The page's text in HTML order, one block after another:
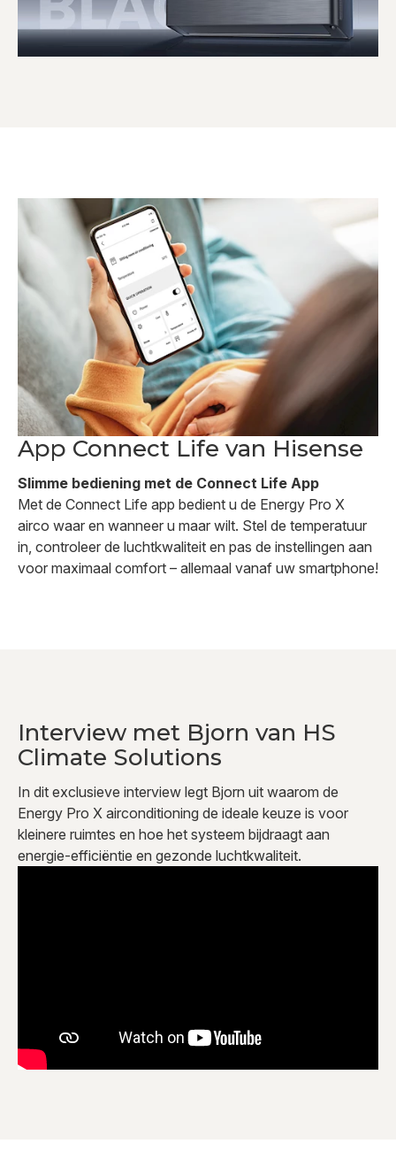
App Connect Life van Hisense
Slimme bediening met de Connect Life App
Met de Connect Life app bedient u de Energy Pro X
airco waar en wanneer u maar wilt. Stel de temperatuur
in, controleer de luchtkwaliteit en pas de instellingen aan
voor maximaal comfort – allemaal vanaf uw smartphone!
Interview met Bjorn van HS
Climate Solutions
In dit exclusieve interview legt Bjorn uit waarom de
Energy Pro X airconditioning de ideale keuze is voor
kleinere ruimtes en hoe het systeem bijdraagt aan
energie-efficiëntie en gezonde luchtkwaliteit.